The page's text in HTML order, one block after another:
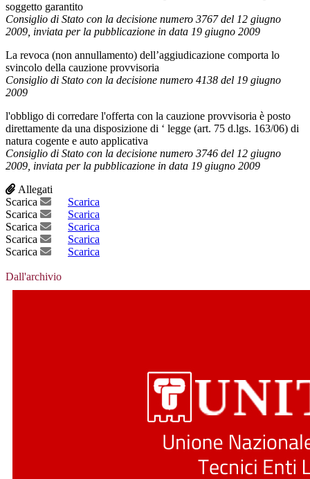
soggetto garantito
Consiglio di Stato con la decisione numero 3767 del 12 giugno
2009, inviata per la pubblicazione in data 19 giugno 2009
La revoca (non annullamento) dell’aggiudicazione comporta lo
svincolo della cauzione provvisoria
Consiglio di Stato con la decisione numero 4138 del 19 giugno
2009
l'obbligo di corredare l'offerta con la cauzione provvisoria è posto
direttamente da una disposizione di ‘ legge (art. 75 d.lgs. 163/06) di
natura cogente e auto applicativa
Consiglio di Stato con la decisione numero 3746 del 12 giugno
2009, inviata per la pubblicazione in data 19 giugno 2009
Allegati
Scarica
Scarica
Scarica
Scarica
Scarica
Scarica
Scarica
Scarica
Scarica
Scarica
Dall'archivio